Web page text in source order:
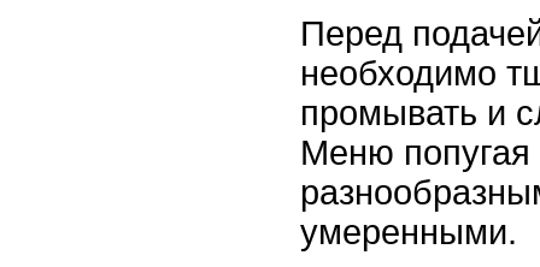
Перед
необходимо
промывать и
Меню
умеренными.